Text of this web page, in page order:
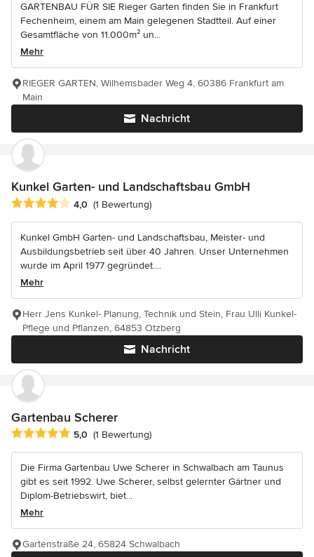
GARTENBAU FÜR SIE Rieger Garten finden Sie in Frankfurt
Fechenheim, einem am Main gelegenen Stadtteil. Auf einer
Gesamtfläche von 11.000m² un...
Mehr
Nachricht
RIEGER GARTEN, Wilhemsbader Weg 4, 60386 Frankfurt am
Main
Kunkel Garten- und Landschaftsbau GmbH
Durchschnittliche Bewertung: 4 von 5 Sternen
4,0 (1 Bewertung)
Kunkel GmbH Garten- und Landschaftsbau, Meister- und
Ausbildungsbetrieb seit über 40 Jahren. Unser Unternehmen
wurde im April 1977 gegründet....
Mehr
Nachricht
Herr Jens Kunkel- Planung, Technik und Stein, Frau Ulli Kunkel-
Pflege und Pflanzen, 64853 Otzberg
Gartenbau Scherer
Durchschnittliche Bewertung: 5 von 5 Sternen
5,0 (1 Bewertung)
Die Firma Gartenbau Uwe Scherer in Schwalbach am Taunus
gibt es seit 1992. Uwe Scherer, selbst gelernter Gärtner und
Diplom-Betriebswirt, biet...
Mehr
Gartenstraße 24, 65824 Schwalbach